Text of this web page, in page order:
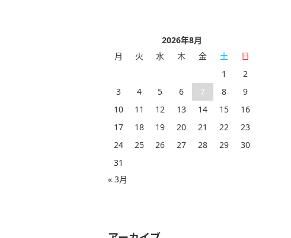
2026年8月
月
火 水 木 金 土
日
1
2
3
4 5 6 7 8
9
10
11 12 13 14 15
16
17
18 19 20 21 22
23
24
25 26 27 28 29
30
31
« 3月